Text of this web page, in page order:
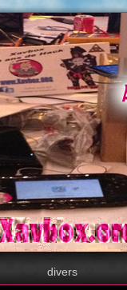
divers